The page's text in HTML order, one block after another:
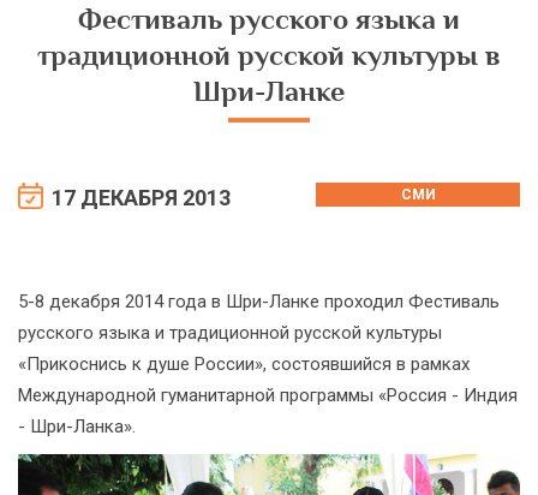
Фестиваль русского языка и
традиционной русской культуры в
Шри-Ланке
17 ДЕКАБРЯ 2013 СМИ
5-8 декабря 2014 года в Шри-Ланке проходил Фестиваль
русского языка и традиционной русской культуры
«Прикоснись к душе России», состоявшийся в рамках
Международной гуманитарной программы «Россия - Индия
- Шри-Ланка».